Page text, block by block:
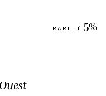
RARETÉ 5%